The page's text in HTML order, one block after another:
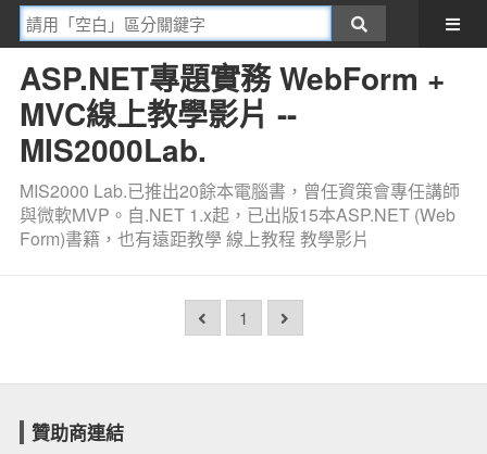
ASP.NET專題實務 WebForm +
MVC線上教學影片 --
MIS2000Lab.
MIS2000 Lab.已推出20餘本電腦書，曾任資策會專任講師
與微軟MVP。自.NET 1.x起，已出版15本ASP.NET (Web
Form)書籍，也有遠距教學 線上教程 教學影片
1
贊助商連結